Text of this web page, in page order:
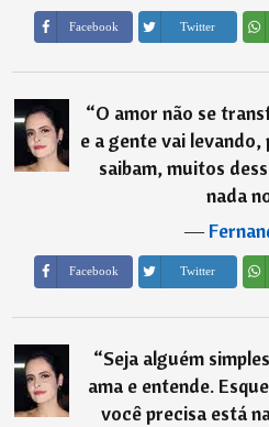
Facebook Twitter
“O amor não se
e a gente vai
saibam, muitos
nada
―
Facebook Twitter
“Seja alguém
ama e entende.
você precisa está